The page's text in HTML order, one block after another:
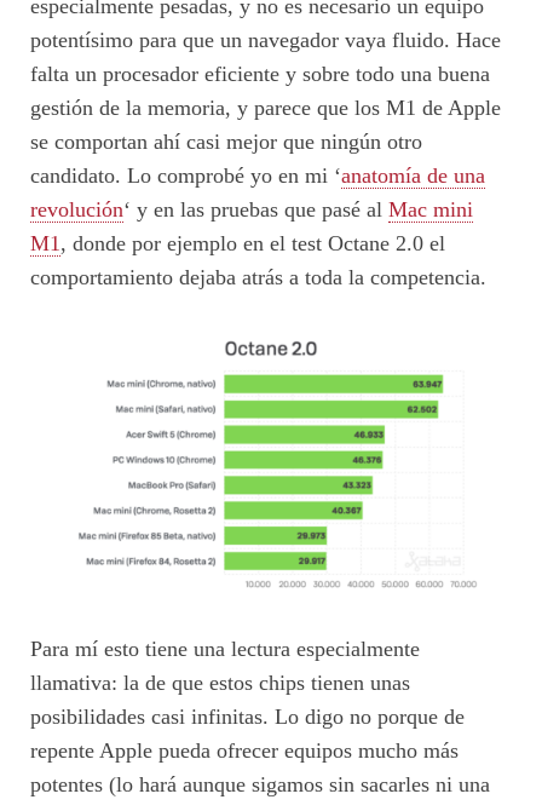
especialmente pesadas, y no es necesario un equipo
potentísimo para que un navegador vaya fluido. Hace
falta un procesador eficiente y sobre todo una buena
gestión de la memoria, y parece que los M1 de Apple
se comportan ahí casi mejor que ningún otro
candidato. Lo comprobé yo en mi ‘anatomía de una
revolución‘ y en las pruebas que pasé al Mac mini
M1 , donde por ejemplo en el test Octane 2.0 el
comportamiento dejaba atrás a toda la competencia.
Para mí esto tiene una lectura especialmente
llamativa: la de que estos chips tienen unas
posibilidades casi infinitas. Lo digo no porque de
repente Apple pueda ofrecer equipos mucho más
potentes (lo hará aunque sigamos sin sacarles ni una